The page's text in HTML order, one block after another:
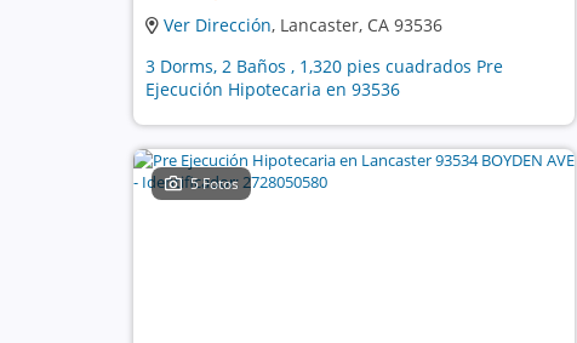
Ver Dirección, Lancaster, CA 93536
3 Dorms, 2 Baños , 1,320 pies cuadrados Pre
Ejecución Hipotecaria en 93536
5 Fotos